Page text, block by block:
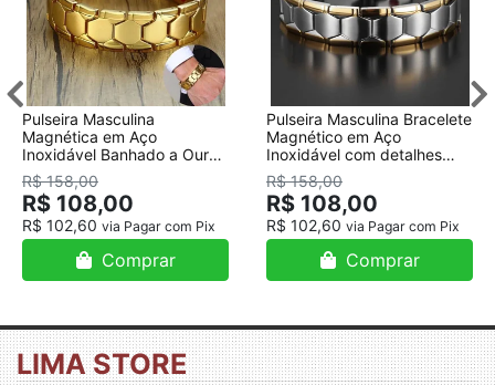
Pulseira Masculina
Magnética em Aço
Inoxidável Banhado a Ouro
18K
R$ 158,00
R$ 108,00
R$ 102,60 via Pagar com Pix
Comprar
Pulseira Masculina Bracelete
Magnético em Aço
Inoxidável com detalhes
Banhado a Ouro
R$ 158,00
R$ 108,00
R$ 102,60 via Pagar com Pix
Comprar
LIMA STORE